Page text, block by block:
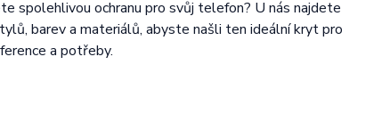
spolehlivou ochranu pro svůj telefon? U nás najdete
barev a materiálů, abyste našli ten ideální kryt pro
a potřeby.